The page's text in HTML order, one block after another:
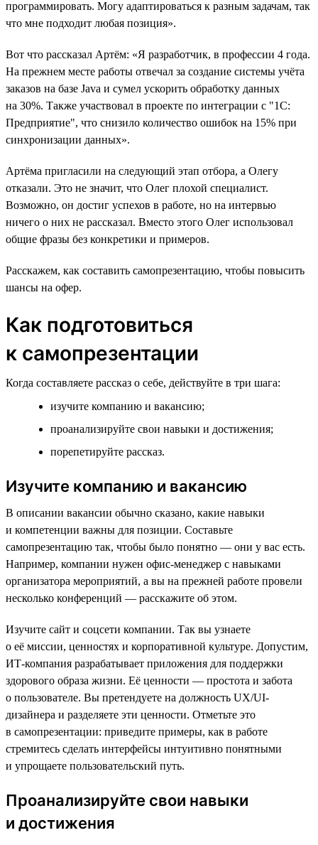
программировать. Могу адаптироваться к разным задачам, так
что мне подходит любая позиция».
Вот что рассказал Артём: «Я разработчик, в профессии 4 года.
На прежнем месте работы отвечал за создание системы учёта
заказов на базе Java и сумел ускорить обработку данных
на 30%. Также участвовал в проекте по интеграции с "1С:
Предприятие", что снизило количество ошибок на 15% при
синхронизации данных».
Артёма пригласили на следующий этап отбора, а Олегу
отказали. Это не значит, что Олег плохой специалист.
Возможно, он достиг успехов в работе, но на интервью
ничего о них не рассказал. Вместо этого Олег использовал
общие фразы без конкретики и примеров.
Расскажем, как составить самопрезентацию, чтобы повысить
шансы на офер.
Как подготовиться
к самопрезентации
Когда составляете рассказ о себе, действуйте в три шага:
изучите компанию и вакансию;
проанализируйте свои навыки и достижения;
порепетируйте рассказ.
Изучите компанию и вакансию
В описании вакансии обычно сказано, какие навыки
и компетенции важны для позиции. Составьте
самопрезентацию так, чтобы было понятно — они у вас есть.
Например, компании нужен офис-менеджер с навыками
организатора мероприятий, а вы на прежней работе провели
несколько конференций — расскажите об этом.
Изучите сайт и соцсети компании. Так вы узнаете
о её миссии, ценностях и корпоративной культуре. Допустим,
ИТ-компания разрабатывает приложения для поддержки
здорового образа жизни. Её ценности — простота и забота
о пользователе. Вы претендуете на должность UX/UI-
дизайнера и разделяете эти ценности. Отметьте это
в самопрезентации: приведите примеры, как в работе
стремитесь сделать интерфейсы интуитивно понятными
и упрощаете пользовательский путь.
Проанализируйте свои навыки
и достижения